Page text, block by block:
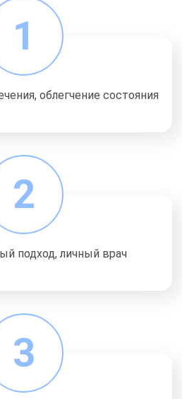
1
облегчение состояния
2
подход, личный врач
3